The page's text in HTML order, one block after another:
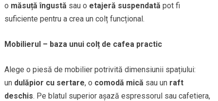
o măsuță îngustă sau o etajeră suspendată pot fi
suficiente pentru a crea un colț funcțional.
Mobilierul – baza unui colț de cafea practic
Alege o piesă de mobilier potrivită dimensiunii spațiului:
un dulăpior cu sertare, o comodă mică sau un raft
deschis. Pe blatul superior așază espressorul sau cafetiera,